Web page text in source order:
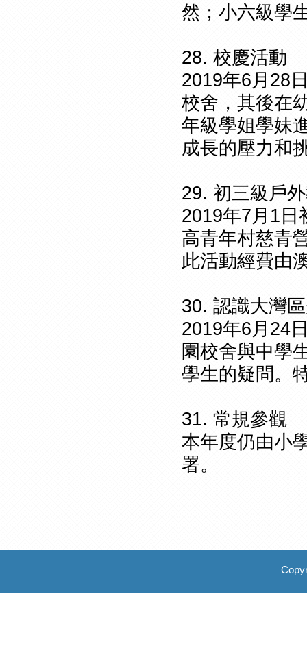
然；小六級學
28. 校慶活動
2019年6月28
校舍，其後在
年級學姐學妹
成長的壓力和
29. 初三級戶
2019年7月1日
高青年村慈青
此活動經費由
30. 認識大灣
2019年6月24
園校舍與中學
學生的疑問。
31. 常規參觀
本年度仍由小
署。